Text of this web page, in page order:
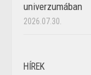
univerzumában
2026.07.30.
HÍREK